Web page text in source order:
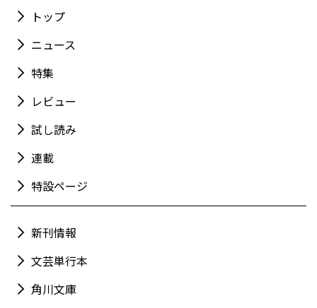
トップ
ニュース
特集
レビュー
試し読み
連載
特設ページ
新刊情報
文芸単行本
角川文庫